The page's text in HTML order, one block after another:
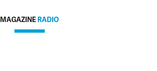
MAGAZINE RADIO